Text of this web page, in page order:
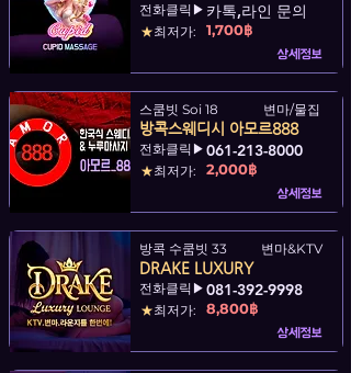
전화클릭▶ 카톡,라인 문의
★최저가: 1,700฿
상세정보
방콕스웨디시 아모르888
변마/물집
스쿰빗 Soi 18​
전화클릭▶ 061-213-8000
★최저가: 2,000฿
상세정보
DRAKE LUXURY
변마&KTV
방콕 수쿰빗 33
전화클릭▶ 081-392-9998
★최저가: 8,800฿
상세정보